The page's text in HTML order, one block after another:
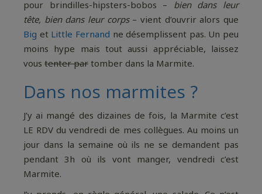
pour brindilles-hipsters-bobos – bien dans leur
tête, bien dans leur corps– vient d’ouvrir alors que
Big et Little Fernand ne désemplissent pas. Un peu
moins hype mais tout aussi appréciable, laissez
vous tenter par tomber dans la Marmite.
Dans nos marmites ?
J’y ai mangé des dizaines de fois, la Marmite c’est
LE RDV du vendredi de mes collègues. Au moins un
jour dans la semaine où ils ne se demandent pas
pendant 3h où ils vont manger, vendredi c’est
Marmite.